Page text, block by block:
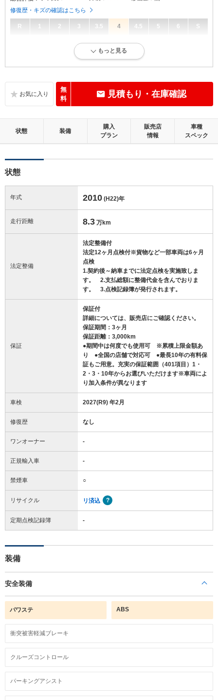
修復歴・キズの確認はこちら
R 1 2 3 3.5 4 4.5 5 6 S
内外装に目立たない多少のキズ、ヘコミが認められる状態です。
目立たない軽微なダメージはありますが、良好な状態です。
修復歴：無
もっと見る
無
料
見積もり・在庫確認
状態 装備
購入
プラン
販売店
情報
車種
スペック
状態
年式 2010 (H22)年
走行距離 8.3 万km
法定整備
法定整備付
法定12ヶ月点検付※貨物など一部車両は6ヶ月
点検
1.契約後～納車までに法定点検を実施致しま
す。 2.支払総額に整備代金を含んでおりま
す。 3.点検記録簿が発行されます。
保証
保証付
詳細については、販売店にご確認ください。
保証期間：3ヶ月
保証距離：3,000km
●期間中は何度でも使用可 ※累積上限金額あ
り ●全国の店舗で対応可 ●最長10年の有料保
証もご用意。充実の保証範囲（401項目）1・
2・3・10年からお選びいただけます※車両によ
り加入条件が異なります
車検 2027(R9) 年2月
修復歴 なし
ワンオーナー -
正規輸入車 -
禁煙車 ○
リサイクル リ済込
定期点検記録簿 -
装備
安全装備
パワステ ABS
衝突被害軽減ブレーキ
クルーズコントロール
パーキングアシスト